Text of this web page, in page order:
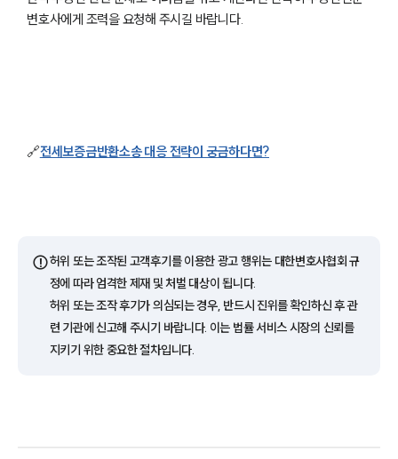
구성원 소개
언론보도
대륜법률상담예약
대륜법률상담예약
변호사에게 조력을 요청해 주시길 바랍니다.
🔗전세보증금반환소송 대응 전략이 궁금하다면?
⚠️허위 또는 조작된 고객후기를 이용한 광고 행위는 대한변호사협회 규
정에 따라 엄격한 제재 및 처벌 대상이 됩니다.
허위 또는 조작 후기가 의심되는 경우, 반드시 진위를 확인하신 후 관
련 기관에 신고해 주시기 바랍니다. 이는 법률 서비스 시장의 신뢰를
지키기 위한 중요한 절차입니다.